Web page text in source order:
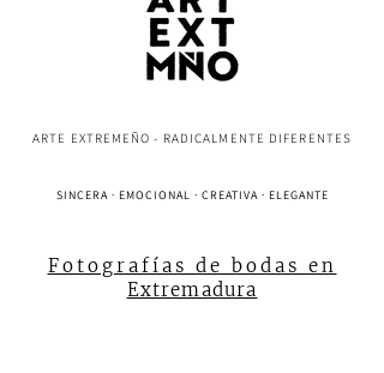
ARTE EXTREMEÑO - RADICALMENTE DIFERENTES
SINCERA · EMOCIONAL · CREATIVA · ELEGANTE
Fotografías de bodas en
Extremadura